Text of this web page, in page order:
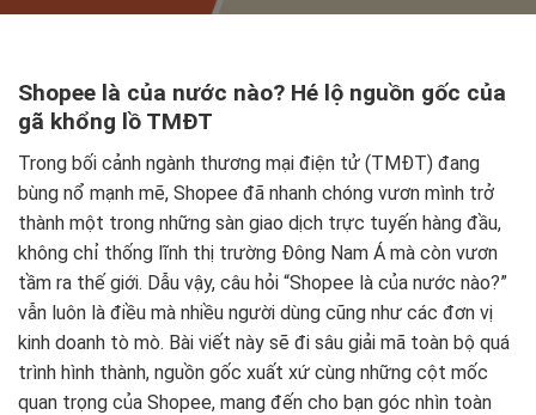
Shopee là của nước nào? Hé lộ nguồn gốc của
gã khổng lồ TMĐT
Trong bối cảnh ngành thương mại điện tử (TMĐT) đang
bùng nổ mạnh mẽ, Shopee đã nhanh chóng vươn mình trở
thành một trong những sàn giao dịch trực tuyến hàng đầu,
không chỉ thống lĩnh thị trường Đông Nam Á mà còn vươn
tầm ra thế giới. Dẫu vậy, câu hỏi “Shopee là của nước nào?”
vẫn luôn là điều mà nhiều người dùng cũng như các đơn vị
kinh doanh tò mò. Bài viết này sẽ đi sâu giải mã toàn bộ quá
trình hình thành, nguồn gốc xuất xứ cùng những cột mốc
quan trọng của Shopee, mang đến cho bạn góc nhìn toàn